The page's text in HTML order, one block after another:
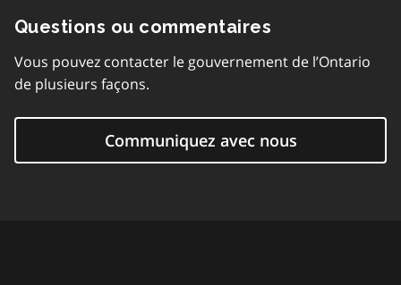
Questions ou commentaires
Vous pouvez contacter le gouvernement de l’Ontario
de plusieurs façons.
Communiquez avec nous